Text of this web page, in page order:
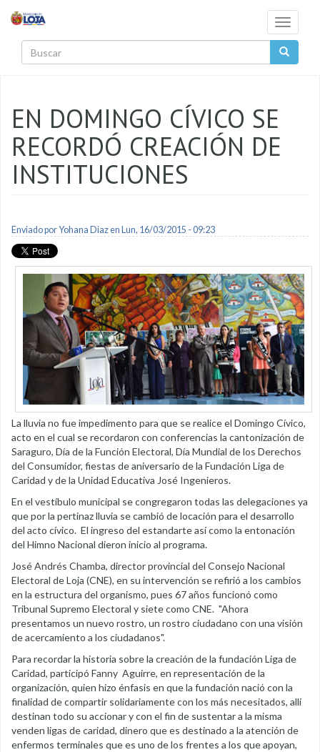
Toggle
EN DOMINGO CÍVICO SE
RECORDÓ CREACIÓN DE
INSTITUCIONES
Enviado porYohana Diazen Lun, 16/03/2015 - 09:23
La lluvia no fue impedimento para que se realice el Domingo Cívico,
acto en el cual se recordaron con conferencias la cantonización de
Saraguro, Día de la Función Electoral, Día Mundial de los Derechos
del Consumidor, fiestas de aniversario de la Fundación Liga de
Caridad y de la Unidad Educativa José Ingenieros.
En el vestíbulo municipal se congregaron todas las delegaciones ya
que por la pertinaz lluvia se cambió de locación para el desarrollo
del acto cívico. El ingreso del estandarte así como la entonación
del Himno Nacional dieron inicio al programa.
José Andrés Chamba, director provincial del Consejo Nacional
Electoral de Loja (CNE), en su intervención se refirió a los cambios
en la estructura del organismo, pues 67 años funcionó como
Tribunal Supremo Electoral y siete como CNE. "Ahora
presentamos un nuevo rostro, un rostro ciudadano con una visión
de acercamiento a los ciudadanos".
Para recordar la historia sobre la creación de la fundación Liga de
Caridad, participó Fanny Aguirre, en representación de la
organización, quien hizo énfasis en que la fundación nació con la
finalidad de compartir solidariamente con los más necesitados, allí
destinan todo su accionar y con el fin de sustentar a la misma
venden ligas de caridad, dinero que es destinado a la atención de
enfermos terminales que es uno de los frentes a los que apoyan,